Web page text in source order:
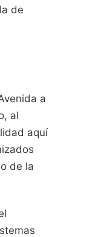
de
a
al
aquí
de la